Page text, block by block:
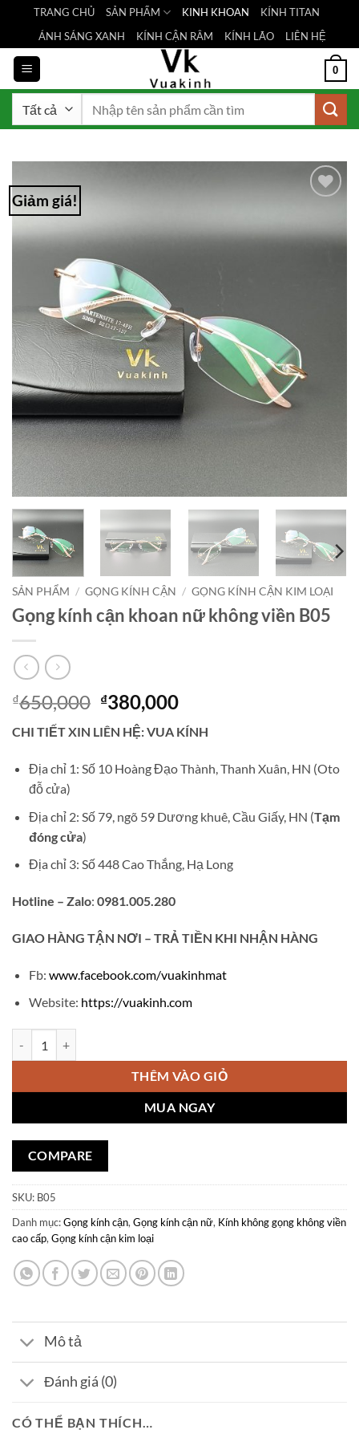
nội
dung
TRANG CHỦ SẢN PHẨM KINH KHOAN
KÍNH TITAN
ÁNH SÁNG XANH
KÍNH CẬN RÂM KÍNH LÃO LIÊN HỆ
0
Giảm giá!
SẢN PHẨM / GỌNG KÍNH CẬN / GỌNG KÍNH CẬN KIM LOẠI
Gọng kính cận khoan nữ không viền B05
₫650,000 Giá
gốc
là:
₫650,000.
₫380,000Giá
hiện
tại
là:
₫380,000.
CHI TIẾT XIN LIÊN HỆ: VUA KÍNH
Địa chỉ 1: Số 10 Hoàng Đạo Thành, Thanh Xuân, HN (Oto
đỗ cửa)
Địa chỉ 2: Số 79, ngõ 59 Dương khuê, Cầu Giấy, HN (Tạm
đóng cửa)
Địa chỉ 3: Số 448 Cao Thắng, Hạ Long
Hotline – Zalo: 0981.005.280
GIAO HÀNG TẬN NƠI – TRẢ TIỀN KHI NHẬN HÀNG
Fb: www.facebook.com/vuakinhmat
Website: https://vuakinh.com
THÊM VÀO GIỎ
MUA NGAY
COMPARE
SKU: B05
Danh mục:Gọng kính cận, Gọng kính cận nữ, Kính không gọng không viền
cao cấp, Gọng kính cận kim loại
Mô tả
Đánh giá (0)
CÓ THỂ BẠN THÍCH…